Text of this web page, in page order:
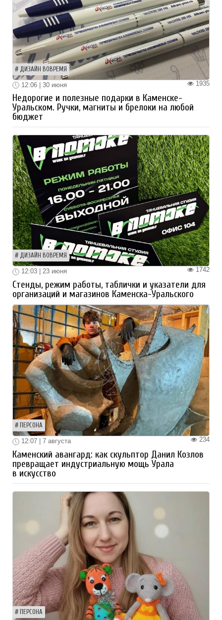
ДИЗАЙН ВОВРЕМЯ
1935
12:06 | 30 июня
Недорогие и полезные подарки в Каменске-
Уральском. Ручки, магниты и брелоки на любой
бюджет
ДИЗАЙН ВОВРЕМЯ
1742
12:03 | 23 июня
Стенды, режим работы, таблички и указатели для
организаций и магазинов Каменска-Уральского
ПЕРСОНА
234
12:07 | 7 августа
Каменский авангард: как скульптор Данил Козлов
превращает индустриальную мощь Урала
в искусство
ПЕРСОНА